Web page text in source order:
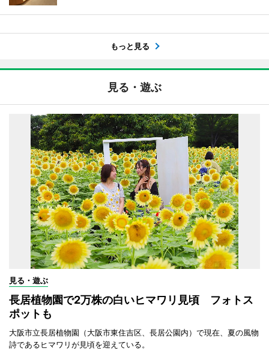
もっと見る
見る・遊ぶ
見る・遊ぶ
長居植物園で2万株の白いヒマワリ見頃 フォトス
ポットも
大阪市立長居植物園（大阪市東住吉区、長居公園内）で現在、夏の風物
詩であるヒマワリが見頃を迎えている。